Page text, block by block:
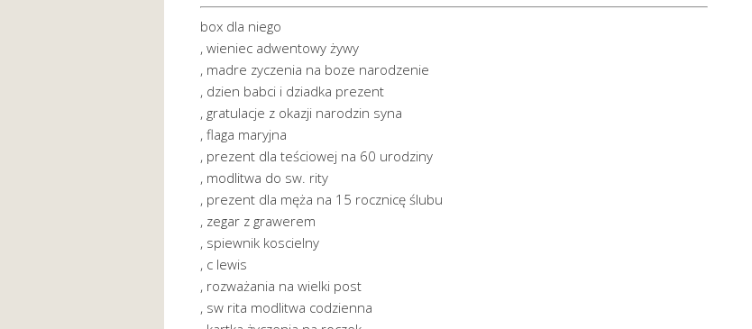
box dla niego
, wieniec adwentowy żywy
, madre zyczenia na boze narodzenie
, dzien babci i dziadka prezent
, gratulacje z okazji narodzin syna
, flaga maryjna
, prezent dla teściowej na 60 urodziny
, modlitwa do sw. rity
, prezent dla męża na 15 rocznicę ślubu
, zegar z grawerem
, spiewnik koscielny
, c lewis
, rozważania na wielki post
, sw rita modlitwa codzienna